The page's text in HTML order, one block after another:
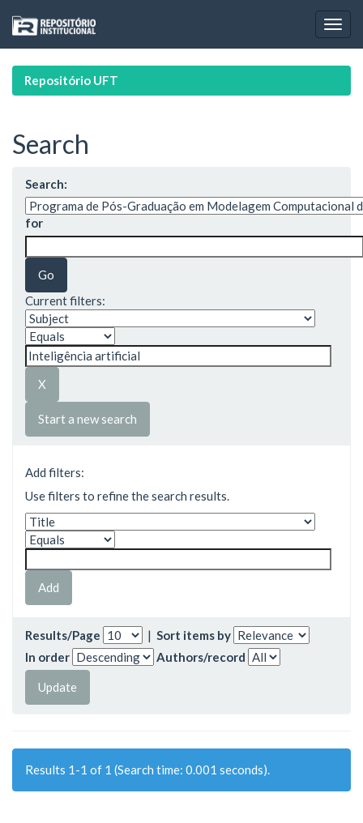
navigation
Repositório UFT
Search
Search:
for
Current filters:
Start a new search
Add filters:
Use filters to refine the search results.
Results/Page | Sort items by
In order
Authors/record
Results 1-1 of 1 (Search time: 0.001 seconds).